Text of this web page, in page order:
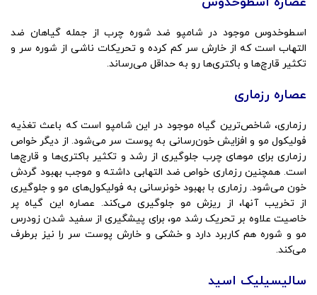
اسطوخدوس موجود در شامپو ضد شوره چرب از جمله گیاهان ضد
التهاب است که از خارش سر کم کرده و تحریکات ناشی از شوره سر و
تکثیر قارچ‌ها و باکتری‌ها رو به حداقل می‌رساند.
عصاره رزماری
رزماری، شاخص‌ترین گیاه موجود در این شامپو است که باعث تغذیه
فولیکول مو و افزایش خون‌رسانی به پوست سر می‌شود. از دیگر خواص
رزماری برای موهای چرب جلوگیری از رشد و تکثیر باکتری‌ها و قارچ‌ها
است. همچنین رزماری خواص ضد التهابی داشته و موجب بهبود گردش
خون می‌شود. رزماری با بهبود خونرسانی به فولیکول‌های مو و جلوگیری
از تخریب آنها، از ریزش مو جلوگیری می‌کند. عصاره این گیاه پر
خاصیت علاوه بر تحریک رشد مو، برای پیشگیری از سفید شدن زودرس
مو و شوره هم کاربرد دارد و خشکی و خارش پوست سر را نیز برطرف
می‌کند.
سالیسیلیک اسید